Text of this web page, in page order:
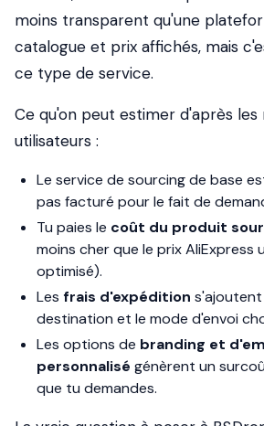
moins transparent qu'une
catalogue et prix affichés, mais
ce type de service.
Ce qu'on peut estimer d'après les
utilisateurs :
Le service de sourcing de base
pas facturé pour le fait de
Tu paies le coût du produit
moins cher que le prix AliExpress
optimisé).
Les frais d'expédition s'ajoutent
destination et le mode d'envoi
Les options de branding et
personnalisé génèrent un
que tu demandes.